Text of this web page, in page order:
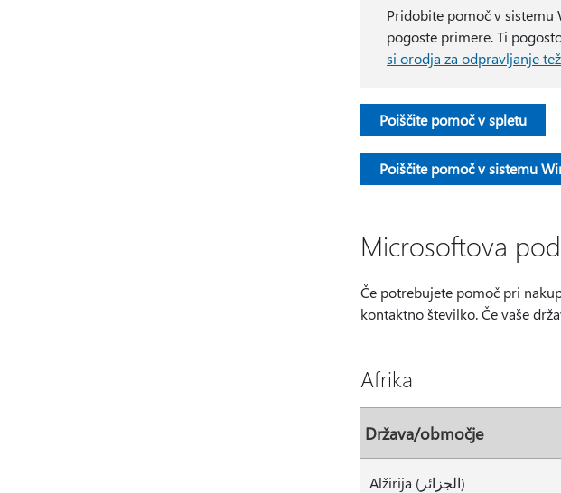
Pridobite pomoč v sistemu
pogoste primere. Ti
si orodja za odpravljanje
Poiščite pomoč v spletu
Poiščite pomoč v sistemu
Microsoftova
Če potrebujete pomoč pri
kontaktno številko. Če vaše
Afrika
Država/območje
Alžirija (الجزائر)